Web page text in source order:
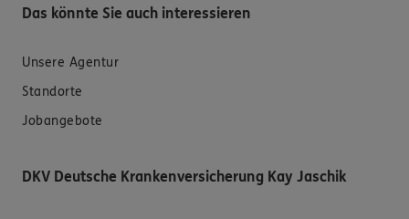
Das könnte Sie auch interessieren
Unsere Agentur
Standorte
Jobangebote
DKV Deutsche Krankenversicherung Kay Jaschik